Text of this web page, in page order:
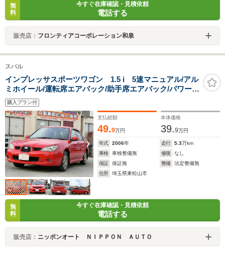
無
料
今すぐ在庫確認・見積依頼
電話する
販売店： フロンティアコーポレーション和泉
スバル
インプレッサスポーツワゴン 1.5 i 5速マニュアル/アル
ミホイール/運転席エアバック/助手席エアバック/パワーウ
ィンドウ/パワーステアリング/ABS/フルフラットシー
ト/ETC
購入プラン付
支払総額
49.9万円
本体価格
39.9万円
年式 2006年 走行 5.3万km
車検
車検整備無 修復
なし
保証
保証無 整備
法定整備無
住所
埼玉県東松山市
無
料
今すぐ在庫確認・見積依頼
電話する
販売店： ニッポンオート ＮＩＰＰＯＮ ＡＵＴＯ